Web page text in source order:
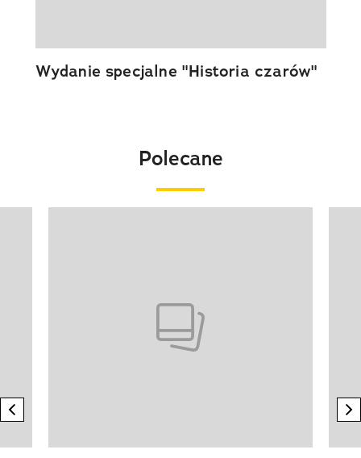
Wydanie specjalne "Historia czarów"
Polecane
previous element